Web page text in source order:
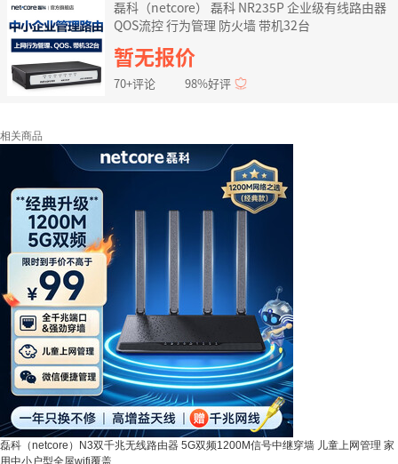
磊科（netcore） 磊科 NR235P 企业级有线路由器
QOS流控 行为管理 防火墙 带机32台
暂无报价
70+评论 98%好评
相关商品
磊科（netcore）N3双千兆无线路由器 5G双频1200M信号中继穿墙 儿童上网管理 家
用中小户型全屋wifi覆盖